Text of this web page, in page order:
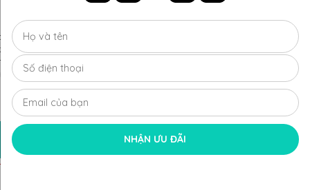
MUA NGAY
thay đổi tùy trọng lượng vàng, số lượng viên kim cương
cương chủ
Toàn Quốc
thu đổi hấp dẫn.
NHẬN ƯU ĐÃI